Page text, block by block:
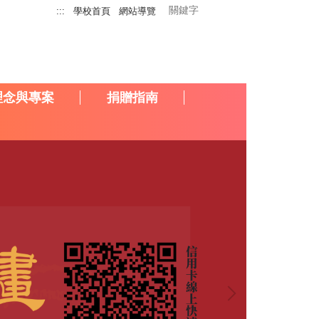
::: 學校首頁 網站導覽
與專案 捐贈指南